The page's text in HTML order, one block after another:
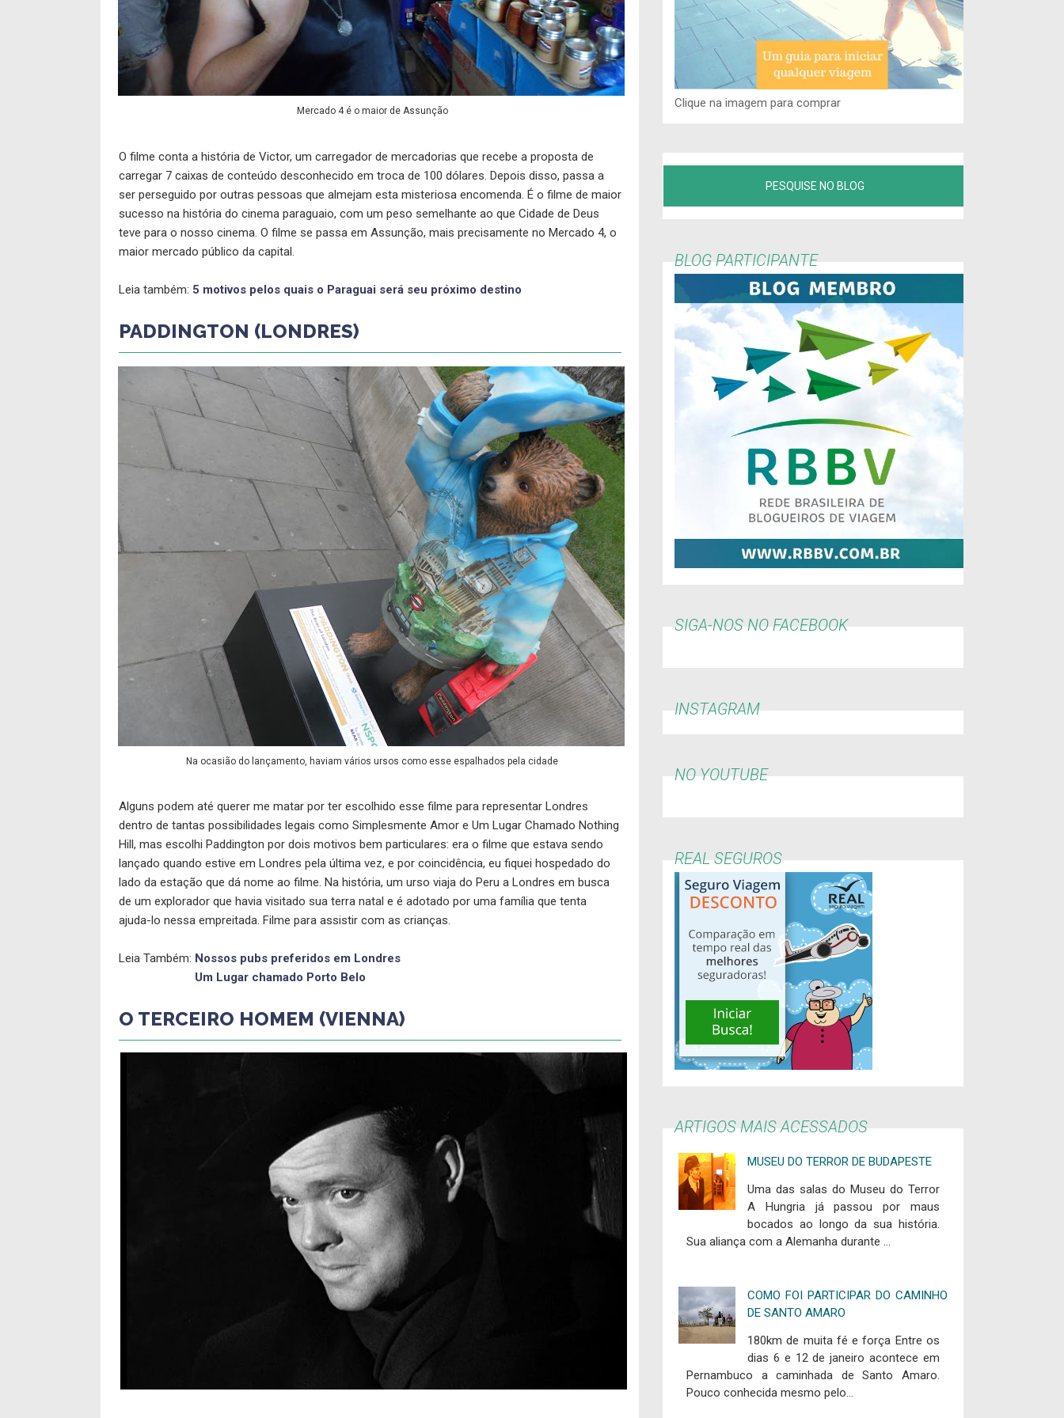
Mercado 4 é o maior de Assunção
O filme conta a história de Victor, um carregador de mercadorias que recebe a proposta de
carregar 7 caixas de conteúdo desconhecido em troca de 100 dólares. Depois disso, passa a
ser perseguido por outras pessoas que almejam esta misteriosa encomenda. É o filme de maior
sucesso na história do cinema paraguaio, com um peso semelhante ao que Cidade de Deus
teve para o nosso cinema. O filme se passa em Assunção, mais precisamente no Mercado 4, o
maior mercado público da capital.
Leia também: 5 motivos pelos quais o Paraguai será seu próximo destino
PADDINGTON (LONDRES)
Na ocasião do lançamento, haviam vários ursos como esse espalhados pela cidade
Alguns podem até querer me matar por ter escolhido esse filme para representar Londres
dentro de tantas possibilidades legais como Simplesmente Amor e Um Lugar Chamado Nothing
Hill, mas escolhi Paddington por dois motivos bem particulares: era o filme que estava sendo
lançado quando estive em Londres pela última vez, e por coincidência, eu fiquei hospedado do
lado da estação que dá nome ao filme. Na história, um urso viaja do Peru a Londres em busca
de um explorador que havia visitado sua terra natal e é adotado por uma família que tenta
ajuda-lo nessa empreitada. Filme para assistir com as crianças.
Leia Também: Nossos pubs preferidos em Londres
Um Lugar chamado Porto Belo
O TERCEIRO HOMEM (VIENNA)
Clique na imagem para comprar
BLOG PARTICIPANTE
SIGA-NOS NO FACEBOOK
INSTAGRAM
NO YOUTUBE
REAL SEGUROS
ARTIGOS MAIS ACESSADOS
MUSEU DO TERROR DE BUDAPESTE
Uma das salas do Museu do Terror
A Hungria já passou por maus
bocados ao longo da sua história.
Sua aliança com a Alemanha durante ...
COMO FOI PARTICIPAR DO CAMINHO
DE SANTO AMARO
180km de muita fé e força Entre os
dias 6 e 12 de janeiro acontece em
Pernambuco a caminhada de Santo Amaro.
Pouco conhecida mesmo pelo...